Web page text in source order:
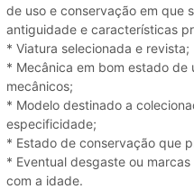
de uso e conservação em que
antiguidade e características
* Viatura selecionada e revista;
* Mecânica em bom estado de
mecânicos;
* Modelo destinado a
especificidade;
* Estado de conservação que
* Eventual desgaste ou
com a idade.